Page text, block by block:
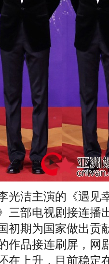
洁主演的《遇见
三部电视剧接连播
初期为国家做出贡
作品接连刷屏，网
在上升，目前稳定